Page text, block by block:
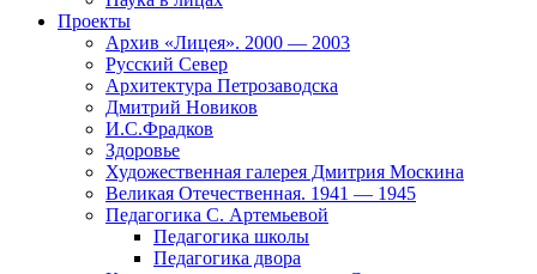
Проекты
Архив «Лицея». 2000 — 2003
Русский Север
Архитектура Петрозаводска
Дмитрий Новиков
И.С.Фрадков
Здоровье
Художественная галерея Дмитрия Москина
Великая Отечественная. 1941 — 1945
Педагогика С. Артемьевой
Педагогика школы
Педагогика двора